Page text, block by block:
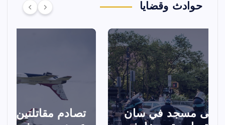
حوادث وقضايا
تصادم مقاتلتين أمريكيتين خلال